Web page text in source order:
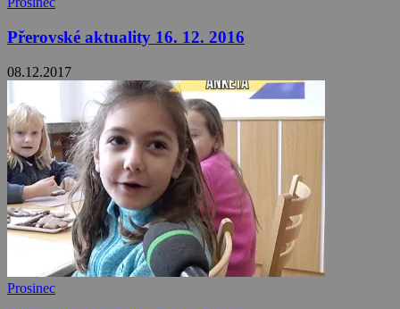
Přerovské aktuality 16. 12. 2016
08.12.2017
Prosinec